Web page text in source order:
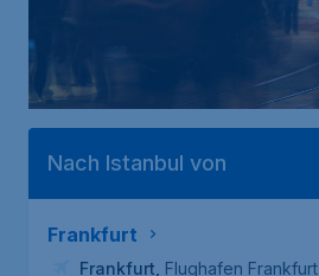
Nach Istanbul von
Frankfurt
Frankfurt Flughafen Frankfurt